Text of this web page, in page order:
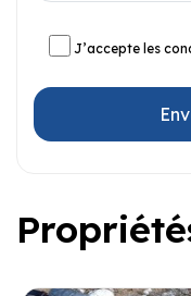
J’accepte les